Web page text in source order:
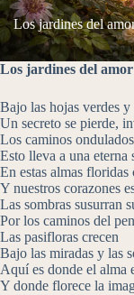
Los jardines del
Los jardines del amor
Bajo las hojas verdes y
Un secreto se pierde,
Los caminos
Esto lleva a una eterna
En estas almas floridas
Y nuestros corazones
Las sombras susurran
Por los caminos del
Las pasifloras crecen
Bajo las miradas y las
Aquí es donde el alma
Y donde florece la